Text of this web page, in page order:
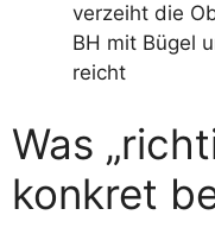
verzeiht die
BH mit Bügel
reicht
Was
konkret